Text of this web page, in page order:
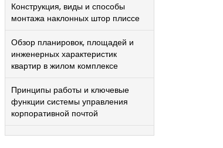
Конструкция, виды и способы
монтажа наклонных штор плиссе
Обзор планировок, площадей и
инженерных характеристик
квартир в жилом комплексе
Принципы работы и ключевые
функции системы управления
корпоративной почтой